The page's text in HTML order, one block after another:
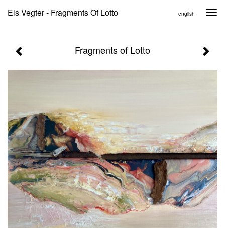
Els Vegter - Fragments Of Lotto english
Fragments of Lotto